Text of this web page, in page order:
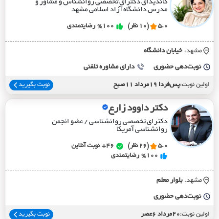
کاندیدای دکترای تخصصی روانشناس و مشاور و
مدرس دانشگاه آزاد اسلامی مشهد
5.0 (10 نظر) %100 رضایتمندی
مشهد، خيابان دانشگاه
نوبت‌دهی حضوری دارای مشاوره تلفنی
اولین نوبت:پس‌فردا 19مرداد 11صبح نوبت بگیرید
دکتر داوود زارع
دکترای تخصصی روانشناسی / عضو انجمن
روانشناسی آمریکا
5.0 (26 نظر) 46+
نوبت آنلاین
%100 رضایتمندی
مشهد، بلوار معلم
نوبت‌دهی حضوری
اولین نوبت:20مرداد 6عصر نوبت بگیرید